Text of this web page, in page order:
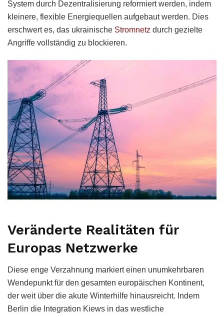
System durch Dezentralisierung reformiert werden, indem
kleinere, flexible Energiequellen aufgebaut werden. Dies
erschwert es, das ukrainische Stromnetz durch gezielte
Angriffe vollständig zu blockieren.
Veränderte Realitäten für
Europas Netzwerke
Diese enge Verzahnung markiert einen unumkehrbaren
Wendepunkt für den gesamten europäischen Kontinent,
der weit über die akute Winterhilfe hinausreicht. Indem
Berlin die Integration Kiews in das westliche